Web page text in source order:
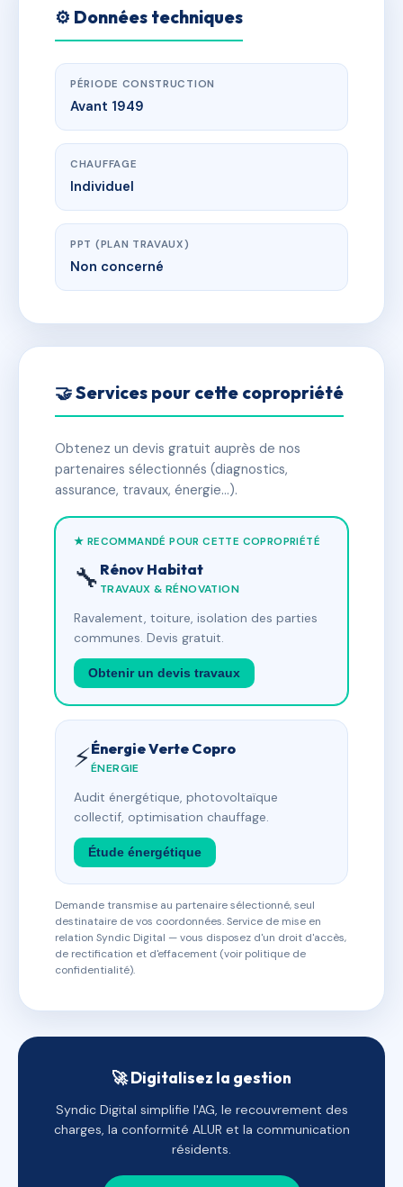
⚙️ Données techniques
PÉRIODE CONSTRUCTION
Avant 1949
CHAUFFAGE
Individuel
PPT (PLAN TRAVAUX)
Non concerné
🤝 Services pour cette copropriété
Obtenez un devis gratuit auprès de nos
partenaires sélectionnés (diagnostics,
assurance, travaux, énergie…).
★ RECOMMANDÉ POUR CETTE COPROPRIÉTÉ
🔧 Rénov Habitat
TRAVAUX & RÉNOVATION
Ravalement, toiture, isolation des parties
communes. Devis gratuit.
Obtenir un devis travaux
⚡Énergie Verte Copro
ÉNERGIE
Audit énergétique, photovoltaïque
collectif, optimisation chauffage.
Étude énergétique
Demande transmise au partenaire sélectionné, seul
destinataire de vos coordonnées. Service de mise en
relation Syndic Digital — vous disposez d'un droit d'accès,
de rectification et d'effacement (voir politique de
confidentialité).
🚀 Digitalisez la gestion
Syndic Digital simplifie l'AG, le recouvrement des
charges, la conformité ALUR et la communication
résidents.